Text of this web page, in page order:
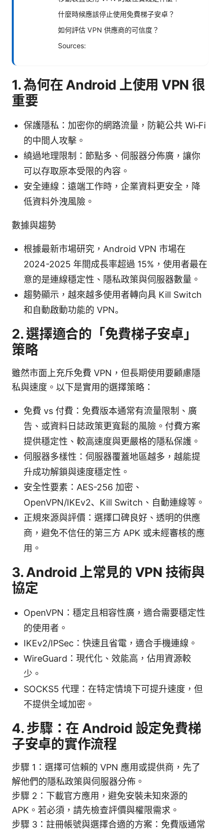
什麼時候應該停止使用免費梯子安卓？
如何評估 VPN 供應商的可信度？
Sources:
1. 為何在 Android 上使用 VPN 很
重要
保護隱私：加密你的網路流量，防範公共 Wi‑Fi
的中間人攻擊。
繞過地理限制：節點多、伺服器分佈廣，讓你
可以存取原本受限的內容。
安全連線：遠端工作時，企業資料更安全，降
低資料外洩風險。
數據與趨勢
根據最新市場研究，Android VPN 市場在
2024-2025 年間成長率超過 15%，使用者最在
意的是連線穩定性、隱私政策與伺服器數量。
趨勢顯示，越來越多使用者轉向具 Kill Switch
和自動啟動功能的 VPN。
2. 選擇適合的「免費梯子安卓」
策略
雖然市面上充斥免費 VPN，但長期使用要顧慮隱
私與速度。以下是實用的選擇策略：
免費 vs 付費：免費版本通常有流量限制、廣
告、或資料日誌政策更寬鬆的風險。付費方案
提供穩定性、較高速度與更嚴格的隱私保護。
伺服器多樣性：伺服器覆蓋地區越多，越能提
升成功解鎖與速度穩定性。
安全性要素：AES-256 加密、
OpenVPN/IKEv2、Kill Switch、自動連線等。
正規來源與評價：選擇口碑良好、透明的供應
商，避免不信任的第三方 APK 或未經審核的應
用。
3. Android 上常見的 VPN 技術與
協定
OpenVPN：穩定且相容性廣，適合需要穩定性
的使用者。
IKEv2/IPSec：快速且省電，適合手機連線。
WireGuard：現代化、效能高，佔用資源較
少。
SOCKS5 代理：在特定情境下可提升速度，但
不提供全域加密。
4. 步驟：在 Android 設定免費梯
子安卓的實作流程
步驟 1：選擇可信賴的 VPN 應用或提供商，先了
解他們的隱私政策與伺服器分佈。
步驟 2：下載官方應用，避免安裝未知來源的
APK。若必須，請先檢查評價與權限需求。
步驟 3：註冊帳號與選擇合適的方案：免費版通常